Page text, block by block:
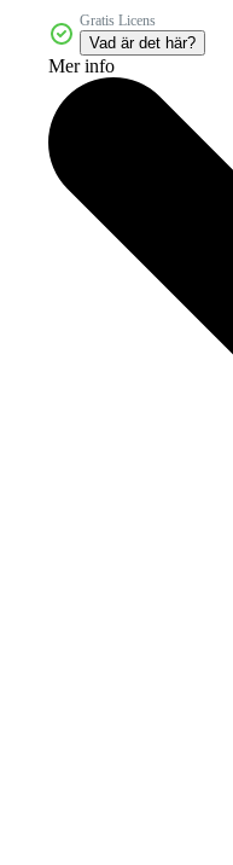
Gratis Licens
Vad är det här?
Mer info